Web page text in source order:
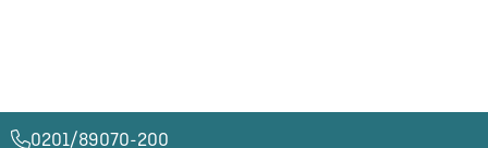
0201/89070-200​